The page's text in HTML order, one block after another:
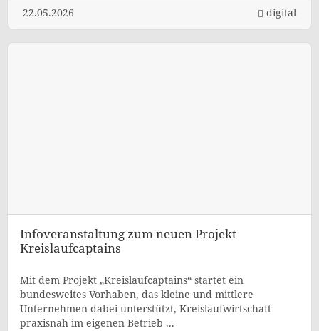
22.05.2026 digital
Infoveranstaltung zum neuen Projekt
Kreislaufcaptains
Mit dem Projekt „Kreislaufcaptains“ startet ein
bundesweites Vorhaben, das kleine und mittlere
Unternehmen dabei unterstützt, Kreislaufwirtschaft
praxisnah im eigenen Betrieb ...